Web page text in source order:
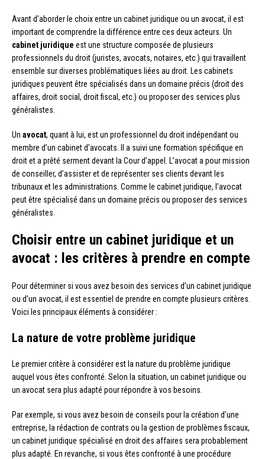
Avant d’aborder le choix entre un cabinet juridique ou un avocat, il est
important de comprendre la différence entre ces deux acteurs. Un
cabinet juridique est une structure composée de plusieurs
professionnels du droit (juristes, avocats, notaires, etc.) qui travaillent
ensemble sur diverses problématiques liées au droit. Les cabinets
juridiques peuvent être spécialisés dans un domaine précis (droit des
affaires, droit social, droit fiscal, etc.) ou proposer des services plus
généralistes.
Un avocat, quant à lui, est un professionnel du droit indépendant ou
membre d’un cabinet d’avocats. Il a suivi une formation spécifique en
droit et a prêté serment devant la Cour d’appel. L’avocat a pour mission
de conseiller, d’assister et de représenter ses clients devant les
tribunaux et les administrations. Comme le cabinet juridique, l’avocat
peut être spécialisé dans un domaine précis ou proposer des services
généralistes.
Choisir entre un cabinet juridique et un
avocat : les critères à prendre en compte
Pour déterminer si vous avez besoin des services d’un cabinet juridique
ou d’un avocat, il est essentiel de prendre en compte plusieurs critères.
Voici les principaux éléments à considérer :
La nature de votre problème juridique
Le premier critère à considérer est la nature du problème juridique
auquel vous êtes confronté. Selon la situation, un cabinet juridique ou
un avocat sera plus adapté pour répondre à vos besoins.
Par exemple, si vous avez besoin de conseils pour la création d’une
entreprise, la rédaction de contrats ou la gestion de problèmes fiscaux,
un cabinet juridique spécialisé en droit des affaires sera probablement
plus adapté. En revanche, si vous êtes confronté à une procédure